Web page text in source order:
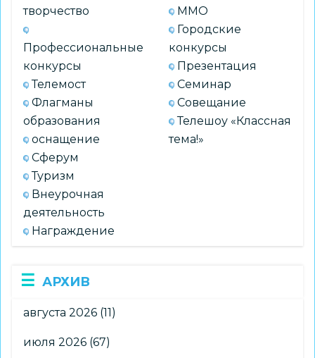
творчество
Профессиональные
конкурсы
Телемост
Флагманы
образования
оснащение
Сферум
Туризм
Внеурочная
деятельность
Награждение
ММО
Городские
конкурсы
Презентация
Семинар
Совещание
Телешоу «Классная
тема!»
АРХИВ
августа 2026 (11)
июля 2026 (67)